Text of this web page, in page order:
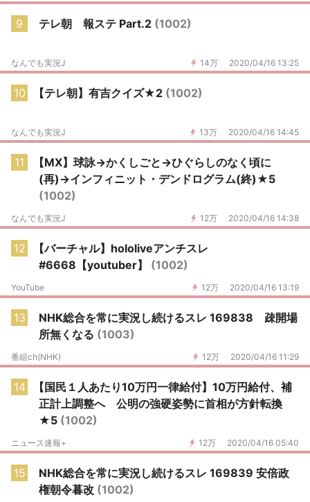
9 テレ朝 報ステ Part.2 (1002)
14万 2020/04/16 13:25
なんでも実況J
10 【テレ朝】有吉クイズ★2 (1002)
13万 2020/04/16 14:45
なんでも実況J
11
【MX】球詠→かくしごと→ひぐらしのなく頃に
(再)→インフィニット・デンドログラム(終)★5
(1002)
12万 2020/04/16 14:38
なんでも実況J
12
【バーチャル】hololiveアンチスレ
#6668【youtuber】 (1002)
12万 2020/04/16 13:19
YouTube
13
NHK総合を常に実況し続けるスレ 169838 疎開場
所無くなる (1003)
12万 2020/04/16 11:29
番組ch(NHK)
14
【国民１人あたり10万円一律給付】10万円給付、補
正計上調整へ 公明の強硬姿勢に首相が方針転換
★5 (1002)
12万 2020/04/16 05:40
ニュース速報+
15
NHK総合を常に実況し続けるスレ 169839 安倍政
権朝令暮改 (1002)